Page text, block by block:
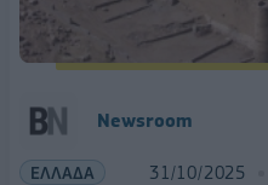
Newsroom
ΕΛΛΑΔΑ 31/10/2025